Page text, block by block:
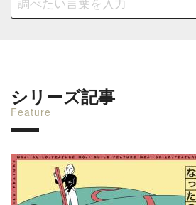
シリーズ記事
Feature